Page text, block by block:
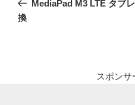
ナ
投
MediaPad M3 LTE タブ
換
スポンサ